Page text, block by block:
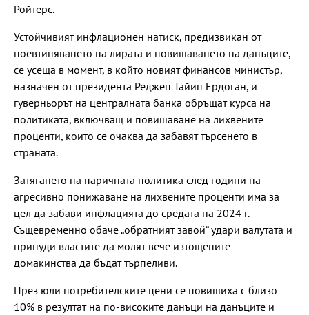
Ройтерс.
Устойчивият инфлационен натиск, предизвикан от
поевтиняването на лирата и повишаването на данъците,
се усеща в момент, в който новият финансов министър,
назначен от президента Реджеп Тайип Ердоган, и
гуверньорът на централната банка обръщат курса на
политиката, включващ и повишаване на лихвените
проценти, които се очаква да забавят търсенето в
страната.
Затягането на паричната политика след години на
агресивно понижаване на лихвените проценти има за
цел да забави инфлацията до средата на 2024 г.
Същевременно обаче „обратният завой“ удари валутата и
принуди властите да молят вече изтощените
домакинства да бъдат търпеливи.
През юли потребителските цени се повишиха с близо
10% в резултат на по-високите данъци на данъците и